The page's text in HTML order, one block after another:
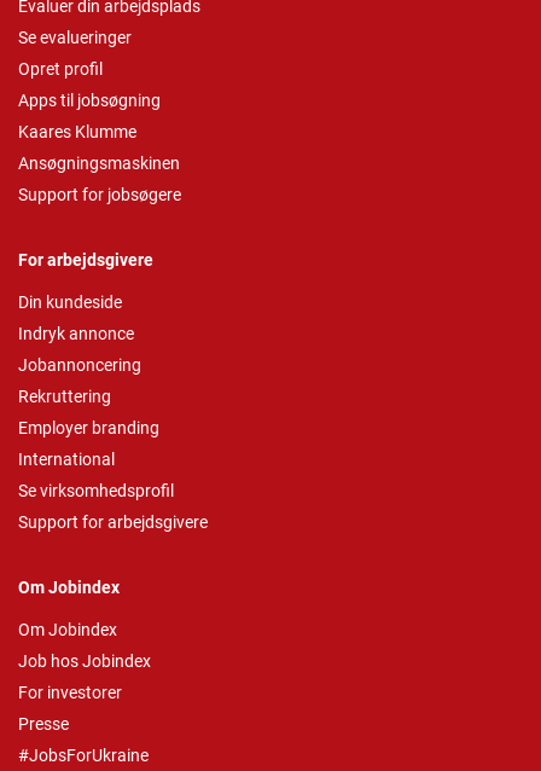
Evaluer din arbejdsplads
Se evalueringer
Opret profil
Apps til jobsøgning
Kaares Klumme
Ansøgningsmaskinen
Support for jobsøgere
For arbejdsgivere
Din kundeside
Indryk annonce
Jobannoncering
Rekruttering
Employer branding
International
Se virksomhedsprofil
Support for arbejdsgivere
Om Jobindex
Om Jobindex
Job hos Jobindex
For investorer
Presse
#JobsForUkraine